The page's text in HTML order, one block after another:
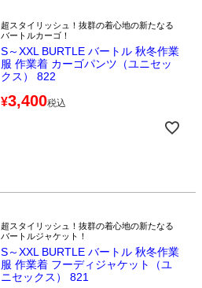
超スタイリッシュ！抜群の着心地の新たなる
バートルカーゴ！
S～XXL BURTLE バートル 秋冬作業
服 作業着 カーゴパンツ（ユニセッ
クス） 822
¥3,400税込
超スタイリッシュ！抜群の着心地の新たなる
バートルジャケット！
S～XXL BURTLE バートル 秋冬作業
服 作業着 フーディジャケット（ユ
ニセックス） 821